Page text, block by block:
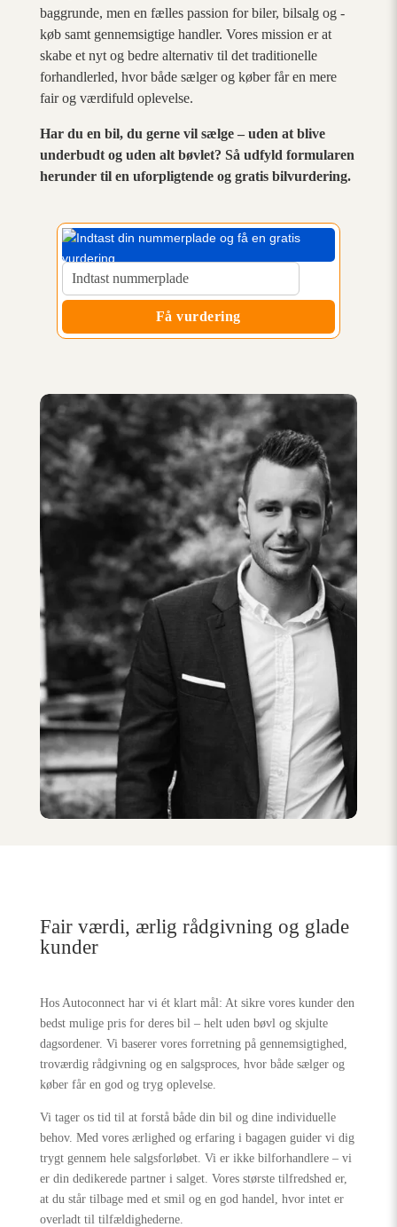
baggrunde, men en fælles passion for biler, bilsalg og -
køb samt gennemsigtige handler. Vores mission er at
skabe et nyt og bedre alternativ til det traditionelle
forhandlerled, hvor både sælger og køber får en mere
fair og værdifuld oplevelse.
Har du en bil, du gerne vil sælge – uden at blive
underbudt og uden alt bøvlet? Så udfyld formularen
herunder til en uforpligtende og gratis bilvurdering.
Få vurdering
Fair værdi, ærlig rådgivning og glade
kunder
Hos Autoconnect har vi ét klart mål: At sikre vores kunder den
bedst mulige pris for deres bil – helt uden bøvl og skjulte
dagsordener. Vi baserer vores forretning på gennemsigtighed,
troværdig rådgivning og en salgsproces, hvor både sælger og
køber får en god og tryg oplevelse.
Vi tager os tid til at forstå både din bil og dine individuelle
behov. Med vores ærlighed og erfaring i bagagen guider vi dig
trygt gennem hele salgsforløbet. Vi er ikke bilforhandlere – vi
er din dedikerede partner i salget. Vores største tilfredshed er,
at du står tilbage med et smil og en god handel, hvor intet er
overladt til tilfældighederne.